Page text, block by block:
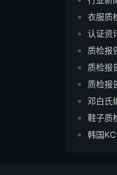
衣服质
认证资
质检报
质检报
质检报
邓白氏
鞋子质
韩国